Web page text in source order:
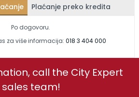
Plaćanje preko kredita
Po dogovoru.
za više informacija: 018 3 404 000
call the City Expert
sales team!